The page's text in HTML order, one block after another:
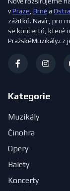
vPraze, Brněa
zážitků. Navíc, pro
se koncertů, které
PražskéMuzikály.cz
Kategorie
Muzikály
Činohra
Opery
Balety
Koncerty